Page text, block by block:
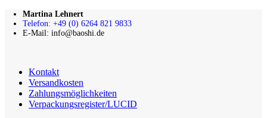
Martina Lehnert
Telefon: +49 (0) 6264 821 9833
E-Mail: info@baoshi.de
Kontakt
Versandkosten
Zahlungsmöglichkeiten
Verpackungsregister/LUCID